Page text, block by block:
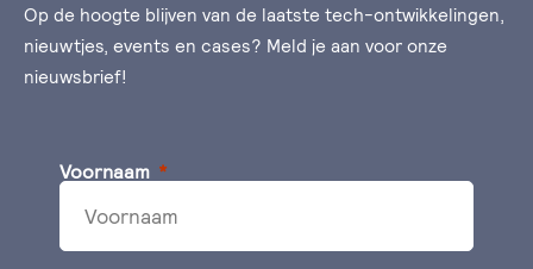
Op de hoogte blijven van de laatste tech-ontwikkelingen,
nieuwtjes, events en cases? Meld je aan voor onze
nieuwsbrief!
Voornaam